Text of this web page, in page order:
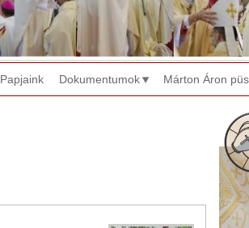
Papjaink Dokumentumok Márton Áron